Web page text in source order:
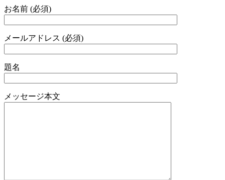
お名前 (必須)
メールアドレス (必須)
題名
メッセージ本文